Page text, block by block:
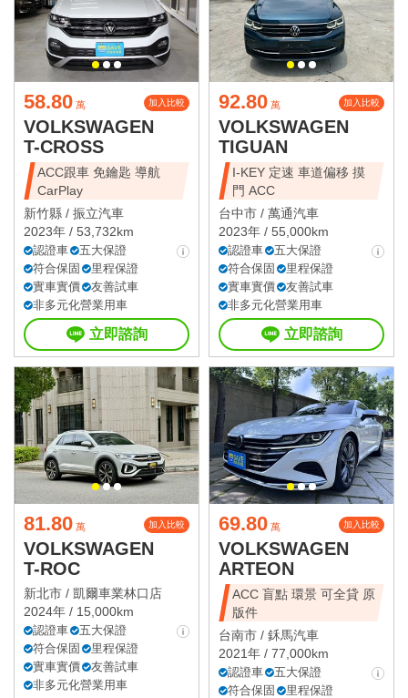
58.80 萬 加入比較
VOLKSWAGEN
T-CROSS
ACC跟車 免鑰匙 導航
CarPlay
新竹縣 / 振立汽車
2023年 / 53,732km
認證車
五大保證
符合保固
里程保證
實車實價
友善試車
非多元化營業用車
立即諮詢
92.80 萬 加入比較
VOLKSWAGEN
TIGUAN
I-KEY 定速 車道偏移 摸
門 ACC
台中市 / 萬通汽車
2023年 / 55,000km
認證車
五大保證
符合保固
里程保證
實車實價
友善試車
非多元化營業用車
立即諮詢
81.80 萬 加入比較
VOLKSWAGEN
T-ROC
新北市 / 凱爾車業林口店
2024年 / 15,000km
認證車
五大保證
符合保固
里程保證
實車實價
友善試車
非多元化營業用車
69.80 萬 加入比較
VOLKSWAGEN
ARTEON
ACC 盲點 環景 可全貸 原
版件
台南市 / 鉌馬汽車
2021年 / 77,000km
認證車
五大保證
符合保固
里程保證